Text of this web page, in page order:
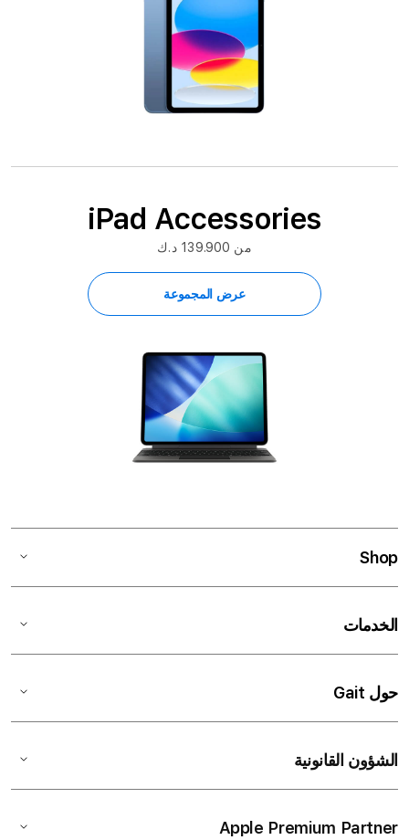
iPad Accessories
من 139.900 د.ك
عرض المجموعة
Shop
الخدمات
حول Gait
الشؤون القانونية
Apple Premium Partner